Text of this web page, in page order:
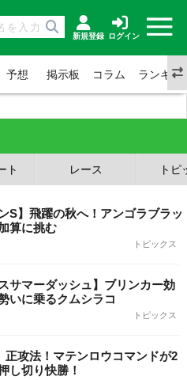
新規登録 ログイン
予想 掲示板 コラム ランキン
ト レース トピ
S】飛躍の秋へ！アンゴラブラッ
算に挑む
トピックス
サマーダッシュ】ブリンカー効
いに乗るクムシラコ
トピックス
正攻法！マテンロウコマンドが2
し切り快勝！